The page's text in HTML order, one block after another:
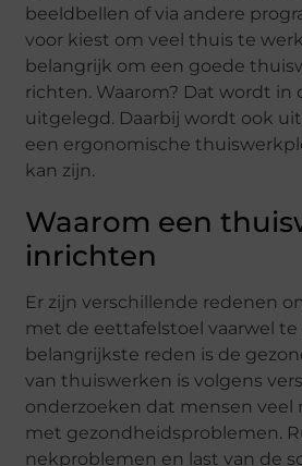
beeldbellen of via andere
voor kiest om veel thuis te
belangrijk om een goede
richten. Waarom? Dat wordt in
uitgelegd. Daarbij wordt ook
een ergonomische
kan zijn.
Waarom een
inrichten
Er zijn verschillende redenen
met de eettafelstoel vaarwel te
belangrijkste reden is de
van thuiswerken is volgens
onderzoeken dat mensen veel
met gezondheidsproblemen.
nekproblemen en last van de